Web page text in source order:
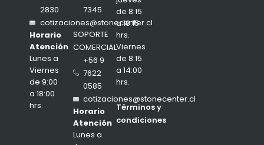
2830
cotizaciones@stonecenter.cl
Horario
Atención
Lunes a
Viernes
de 9:00
a 18:00
hrs.
7345
SOPORTE
COMERCIAL
+56 9
7622
0585
cotizaciones@stonecenter.cl
Horario
Atención
Lunes a
de 8:15
a 18:15
hrs.
Viernes
de 8:15
a 14:00
hrs.
Términos y
condiciones